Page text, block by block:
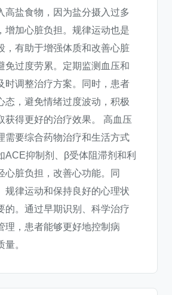
高盐食物，因为盐分摄入过多
增加心脏负担。规律运动也是
，有助于增强体质和改善心脏
免过度劳累。定期监测血压和
时调整治疗方案。同时，患者
态，避免情绪过度波动，积极
获得更好的治疗效果。 高血压
需要综合药物治疗和生活方式
ACE抑制剂、β受体阻滞剂和利
心脏负担，改善心功能。同
规律运动和保持良好的心理状
的。通过早期识别、科学治疗
理，患者能够更好地控制病
。